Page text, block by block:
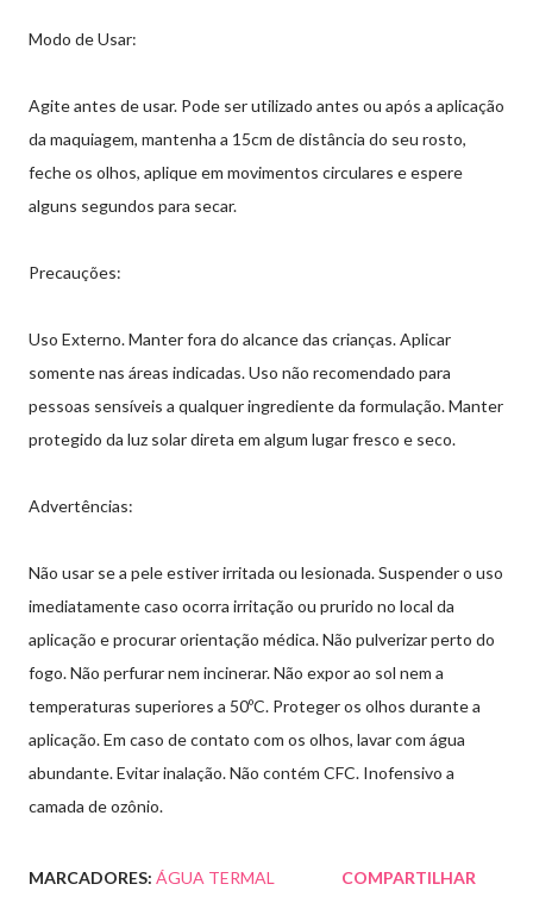
Modo de Usar:
Agite antes de usar. Pode ser utilizado antes ou após a aplicação
da maquiagem, mantenha a 15cm de distância do seu rosto,
feche os olhos, aplique em movimentos circulares e espere
alguns segundos para secar.
Precauções:
Uso Externo. Manter fora do alcance das crianças. Aplicar
somente nas áreas indicadas. Uso não recomendado para
pessoas sensíveis a qualquer ingrediente da formulação. Manter
protegido da luz solar direta em algum lugar fresco e seco.
Advertências:
Não usar se a pele estiver irritada ou lesionada. Suspender o uso
imediatamente caso ocorra irritação ou prurido no local da
aplicação e procurar orientação médica. Não pulverizar perto do
fogo. Não perfurar nem incinerar. Não expor ao sol nem a
temperaturas superiores a 50ºC. Proteger os olhos durante a
aplicação. Em caso de contato com os olhos, lavar com água
abundante. Evitar inalação. Não contém CFC. Inofensivo a
camada de ozônio.
MARCADORES: ÁGUA TERMAL COMPARTILHAR